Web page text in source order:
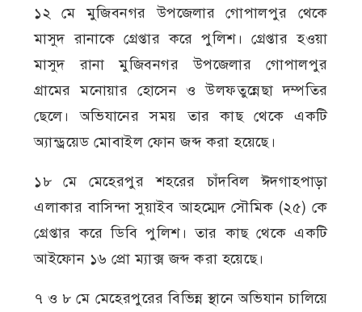
১২ মে মুজিবনগর উপজেলার গোপালপুর থেকে
মাসুদ রানাকে গ্রেপ্তার করে পুলিশ। গ্রেপ্তার হওয়া
মাসুদ রানা মুজিবনগর উপজেলার গোপালপুর
গ্রামের মনোয়ার হোসেন ও উলফতুন্নেছা দম্পতির
ছেলে। অভিযানের সময় তার কাছ থেকে একটি
অ্যান্ড্রয়েড মোবাইল ফোন জব্দ করা হয়েছে।
১৮ মে মেহেরপুর শহরের চাঁদবিল ঈদগাহপাড়া
এলাকার বাসিন্দা সুয়াইব আহম্মেদ সৌমিক (২৫) কে
গ্রেপ্তার করে ডিবি পুলিশ। তার কাছ থেকে একটি
আইফোন ১৬ প্রো ম্যাক্স জব্দ করা হয়েছে।
৭ ও ৮ মে মেহেরপুরের বিভিন্ন স্থানে অভিযান চালিয়ে